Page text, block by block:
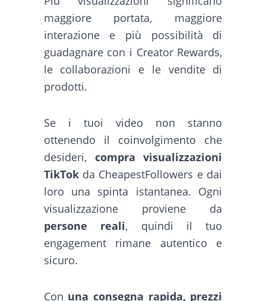
maggiore portata, maggiore
interazione e più possibilità di
guadagnare con i Creator Rewards,
le collaborazioni e le vendite di
prodotti.
Se i tuoi video non stanno
ottenendo il coinvolgimento che
desideri, compra visualizzazioni
TikTokda CheapestFollowers e dai
loro una spinta istantanea. Ogni
visualizzazione proviene da
persone reali, quindi il tuo
engagement rimane autentico e
sicuro.
Con una consegna rapida, prezzi